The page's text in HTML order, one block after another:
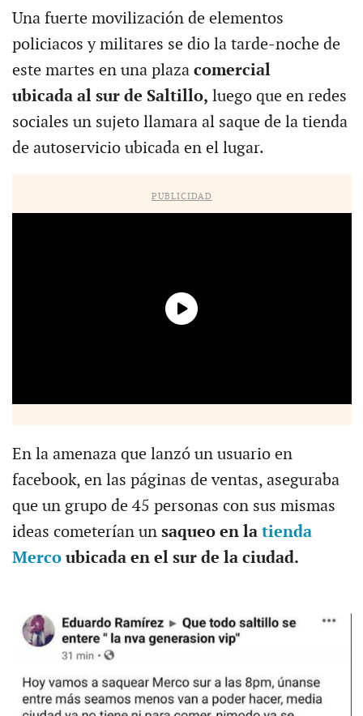
Una fuerte movilización de elementos
policiacos y militares se dio la tarde-noche de
este martes en una plaza comercial
ubicada al sur de Saltillo, luego que en redes
sociales un sujeto llamara al saque de la tienda
de autoservicio ubicada en el lugar.
PUBLICIDAD
En la amenaza que lanzó un usuario en
facebook, en las páginas de ventas, aseguraba
que un grupo de 45 personas con sus mismas
ideas cometerían un saqueo en la tienda
Mercoubicada en el sur de la ciudad.